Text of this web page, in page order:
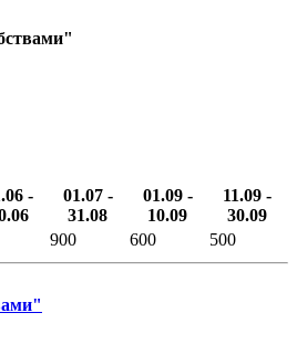
-
01.07 -
31.08
01.09 -
10.09
11.09 -
30.09
900 600 500